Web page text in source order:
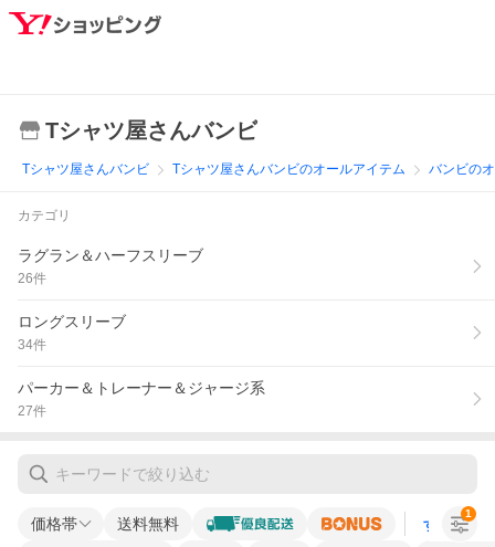
Tシャツ屋さんバンビ
Tシャツ屋さんバンビ Tシャツ屋さんバンビのオールアイテム バンビの
カテゴリ
ラグラン＆ハーフスリーブ
26件
ロングスリーブ
34件
パーカー＆トレーナー＆ジャージ系
27件
価格帯 送料無料 すべての条
1